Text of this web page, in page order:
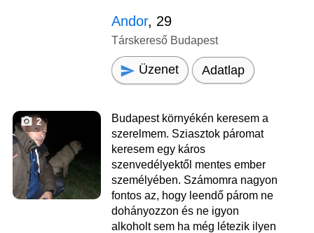
Andor, 29
Társkereső Budapest
Üzenet Adatlap
2
Budapest környékén keresem a
szerelmem. Sziasztok páromat
keresem egy káros
szenvedélyektől mentes ember
személyében. Számomra nagyon
fontos az, hogy leendő párom ne
dohányozzon és ne igyon
alkoholt sem ha még létezik ilyen